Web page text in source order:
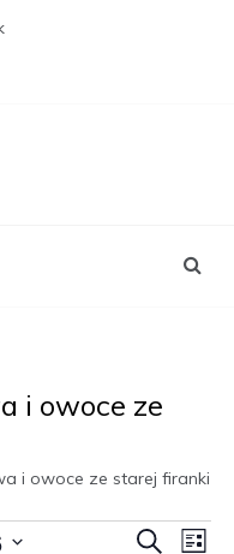
i owoce ze
i owoce ze starej firanki
Szukaj